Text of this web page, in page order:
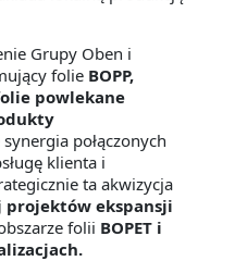
Grupy Oben i
folie BOPP,
folie powlekane
synergia połączonych
klienta i
ta akwizycja
projektów ekspansji
folii BOPET i